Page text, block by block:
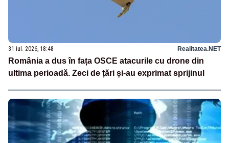
31 iul. 2026, 18:48 Realitatea.NET
România a dus în fața OSCE atacurile cu drone din
ultima perioadă. Zeci de țări și-au exprimat sprijinul